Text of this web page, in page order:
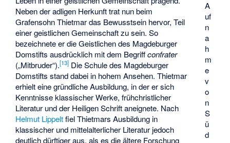
A
uf
n
a
h
m
e
v
o
n
S
ü
d
Neben der adligen Herkunft trat nun beim
Grafensohn Thietmar das Bewusstsein hervor, Teil
einer geistlichen Gemeinschaft zu sein. So
bezeichnete er die Geistlichen des Magdeburger
Domstifts ausdrücklich mit dem Begriffconfrater
(„Mitbruder“).[13] Die Schule des Magdeburger
Domstifts stand dabei in hohem Ansehen. Thietmar
erhielt eine gründliche Ausbildung, in der er sich
Kenntnisse klassischer Werke, frühchristlicher
Literatur und der Heiligen Schrift aneignete. Nach
Helmut Lippeltfiel Thietmars Ausbildung in
klassischer und mittelalterlicher Literatur jedoch
deutlich dürftiger aus, als es die ältere Forschung